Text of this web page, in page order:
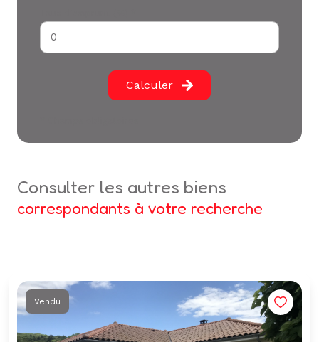
Calculer
consulter les autres biens
correspondants à votre recherche
Vendu